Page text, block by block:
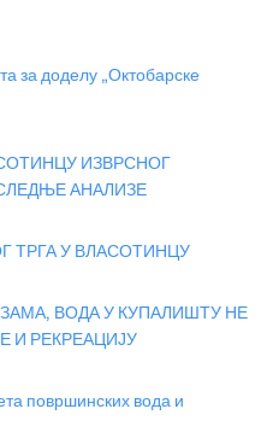
за доделу „Октобарске
ИЗВРСНОГ
АНАЛИЗЕ
ТРГА У ВЛАСОТИНЦУ
ВОДА У КУПАЛИШТУ НЕ
И РЕКРЕАЦИЈУ
површинских вода и